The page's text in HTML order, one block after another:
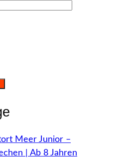
Meer Junior –
| Ab 8 Jahren